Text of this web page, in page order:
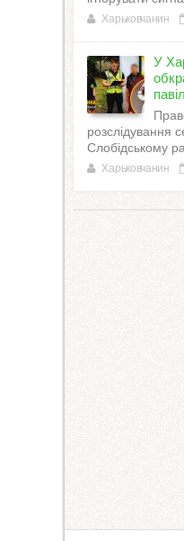
Харьковчанин
У
розслідування
Слобідському
Харьковчанин